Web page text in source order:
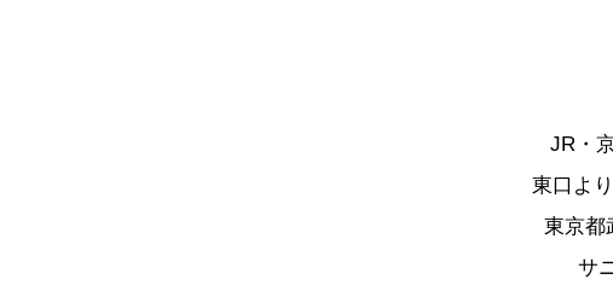
JR・
東口よ
東京都
サ